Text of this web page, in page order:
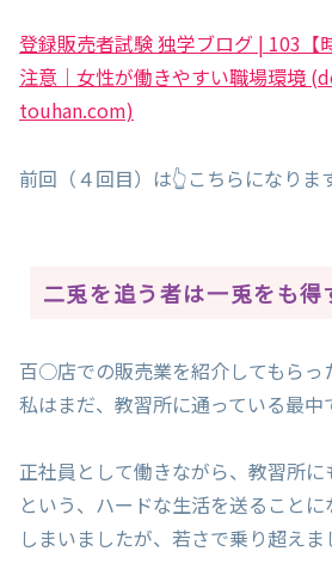
登録販売者試験 独学ブログ | 103【
注意｜女性が働きやすい職場環境
touhan.com)
前回（４回目）は👆こちらになりま
二兎を追う者は一兎をも得
百○店での販売業を紹介してもらっ
私はまだ、教習所に通っている最中
正社員として働きながら、教習所に
という、ハードな生活を送ることに
しまいましたが、若さで乗り超えま